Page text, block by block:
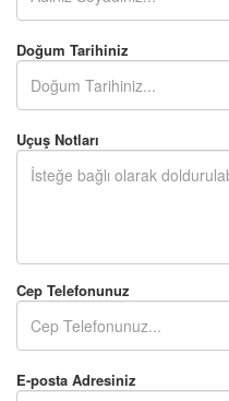
Doğum Tarihiniz
Uçuş Notları
Cep Telefonunuz
E-posta Adresiniz